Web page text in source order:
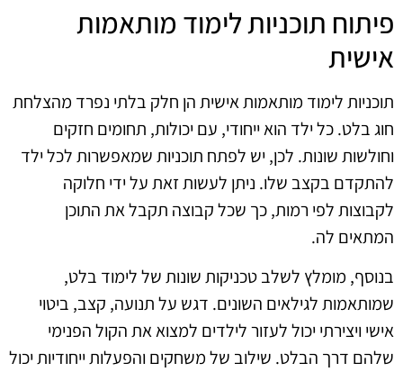
פיתוח תוכניות לימוד מותאמות
אישית
תוכניות לימוד מותאמות אישית הן חלק בלתי נפרד מהצלחת
חוג בלט. כל ילד הוא ייחודי, עם יכולות, תחומים חזקים
וחולשות שונות. לכן, יש לפתח תוכניות שמאפשרות לכל ילד
להתקדם בקצב שלו. ניתן לעשות זאת על ידי חלוקה
לקבוצות לפי רמות, כך שכל קבוצה תקבל את התוכן
המתאים לה.
בנוסף, מומלץ לשלב טכניקות שונות של לימוד בלט,
שמותאמות לגילאים השונים. דגש על תנועה, קצב, ביטוי
אישי ויצירתי יכול לעזור לילדים למצוא את הקול הפנימי
שלהם דרך הבלט. שילוב של משחקים והפעלות ייחודיות יכול